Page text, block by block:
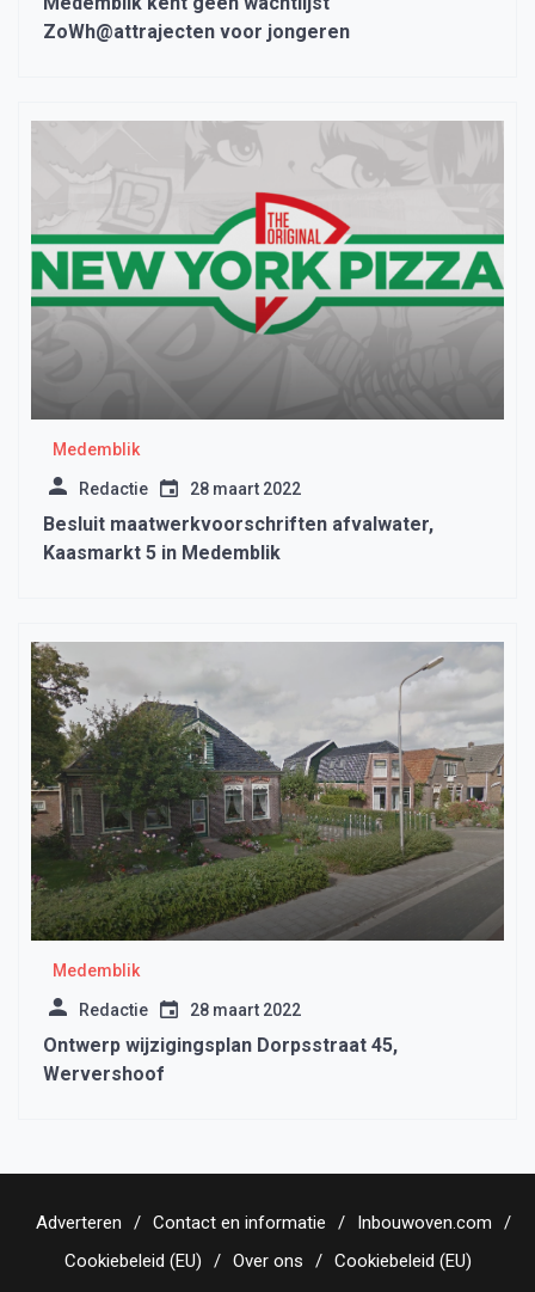
ZoWh@attrajecten voor jongeren
Medemblik
Redactie 28 maart 2022
Besluit maatwerkvoorschriften afvalwater,
Kaasmarkt 5 in Medemblik
Medemblik
Redactie 28 maart 2022
Ontwerp wijzigingsplan Dorpsstraat 45,
Wervershoof
Adverteren Contact en informatie
Inbouwoven.com
Cookiebeleid (EU)
Over ons Cookiebeleid (EU)